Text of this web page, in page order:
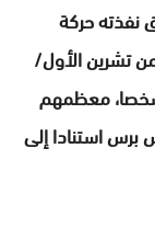
نفذته حركة
تشرين الأول/
وأسفر عن مقتل ما لا يقل عن 1160 شخصا، معظمهم
برس استنادا إلى